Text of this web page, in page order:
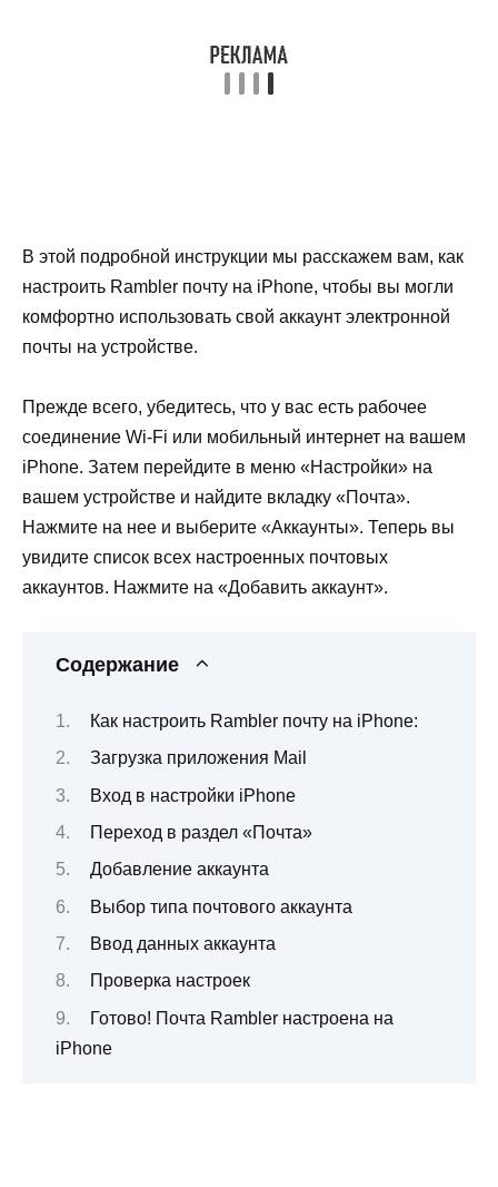
В этой подробной инструкции мы расскажем вам, как
настроить Rambler почту на iPhone, чтобы вы могли
комфортно использовать свой аккаунт электронной
почты на устройстве.
Прежде всего, убедитесь, что у вас есть рабочее
соединение Wi-Fi или мобильный интернет на вашем
iPhone. Затем перейдите в меню «Настройки» на
вашем устройстве и найдите вкладку «Почта».
Нажмите на нее и выберите «Аккаунты». Теперь вы
увидите список всех настроенных почтовых
аккаунтов. Нажмите на «Добавить аккаунт».
Содержание
Как настроить Rambler почту на iPhone:
Загрузка приложения Mail
Вход в настройки iPhone
Переход в раздел «Почта»
Добавление аккаунта
Выбор типа почтового аккаунта
Ввод данных аккаунта
Проверка настроек
Готово! Почта Rambler настроена на
iPhone